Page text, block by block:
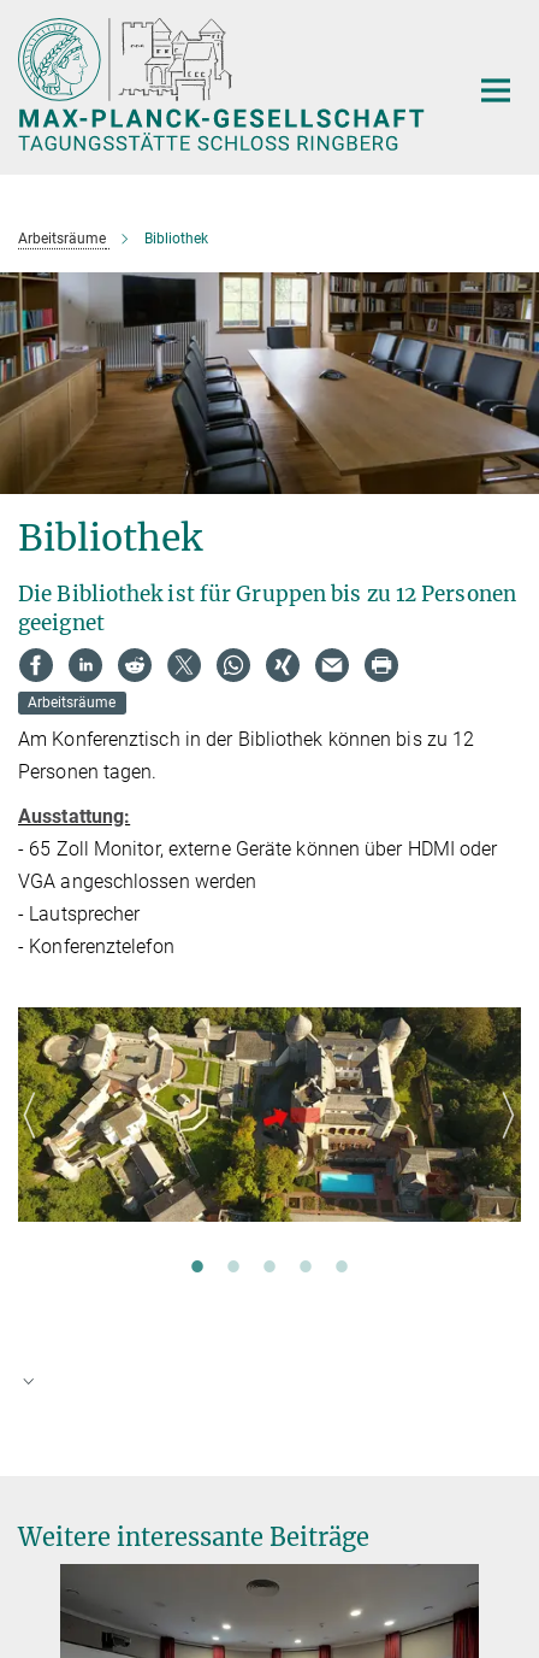
Hauptinhalt
Arbeitsräume Bibliothek
Bibliothek
Die Bibliothek ist für Gruppen bis zu 12 Personen
geeignet
Arbeitsräume
Am Konferenztisch in der Bibliothek können bis zu 12
Personen tagen.
Ausstattung:
- 65 Zoll Monitor, externe Geräte können über HDMI oder
VGA angeschlossen werden
- Lautsprecher
- Konferenztelefon
Weitere interessante Beiträge